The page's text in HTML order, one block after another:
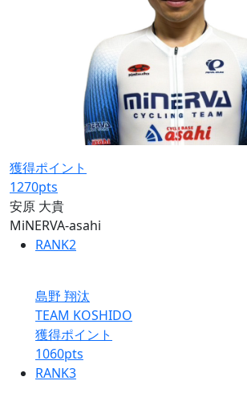
獲得ポイント
1270pts
安原 大貴
MiNERVA-asahi
RANK2
島野 翔汰
TEAM KOSHIDO
獲得ポイント
1060pts
RANK3